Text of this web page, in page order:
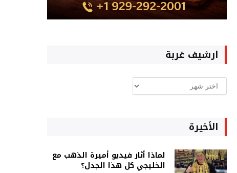
ارشيف غربة
ارشيف
غربة
الأخيرة
لماذا أثار فيديو أميرة الذهب مع
الخليجي كل هذا الجدل؟